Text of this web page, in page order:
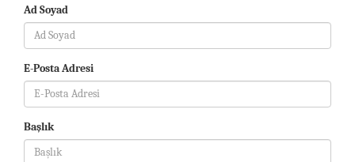
Ad Soyad
E-Posta Adresi
Başlık